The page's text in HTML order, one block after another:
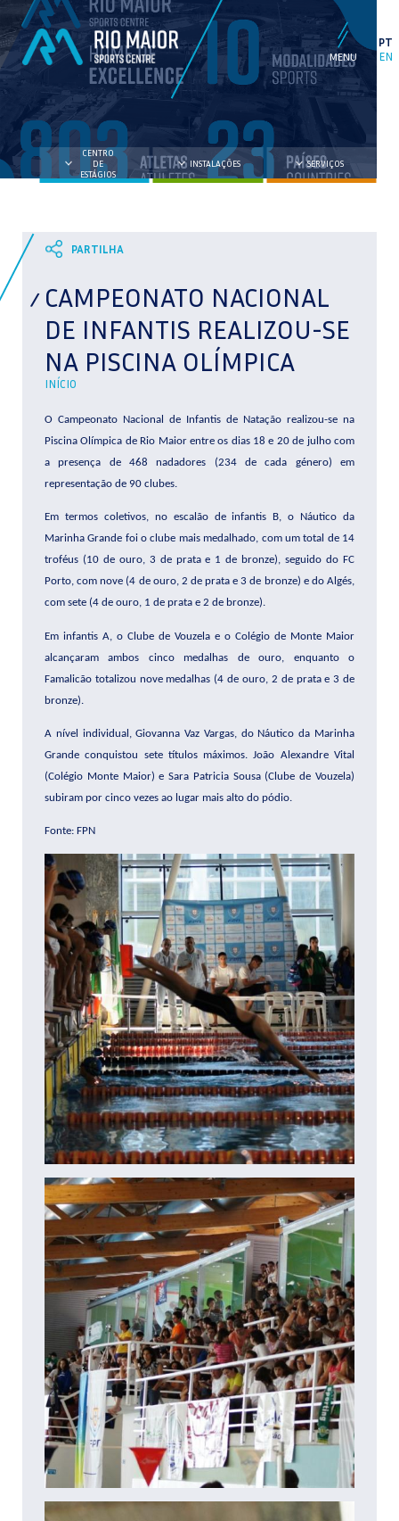
PT
EN
CENTRO
DE
ESTÁGIOS
INSTALAÇÕES SERVIÇOS
CAMPEONATO NACIONAL
DE INFANTIS REALIZOU-SE
NA PISCINA OLÍMPICA
INÍCIO
O Campeonato Nacional de Infantis de Natação realizou-se na
Piscina Olímpica de Rio Maior entre os dias 18 e 20 de julho com
a presença de 468 nadadores (234 de cada género) em
representação de 90 clubes.
Em termos coletivos, no escalão de infantis B, o Náutico da
Marinha Grande foi o clube mais medalhado, com um total de 14
troféus (10 de ouro, 3 de prata e 1 de bronze), seguido do FC
Porto, com nove (4 de ouro, 2 de prata e 3 de bronze) e do Algés,
com sete (4 de ouro, 1 de prata e 2 de bronze).
Em infantis A, o Clube de Vouzela e o Colégio de Monte Maior
alcançaram ambos cinco medalhas de ouro, enquanto o
Famalicão totalizou nove medalhas (4 de ouro, 2 de prata e 3 de
bronze).
A nível individual, Giovanna Vaz Vargas, do Náutico da Marinha
Grande conquistou sete títulos máximos. João Alexandre Vital
(Colégio Monte Maior) e Sara Patricia Sousa (Clube de Vouzela)
subiram por cinco vezes ao lugar mais alto do pódio.
Fonte: FPN